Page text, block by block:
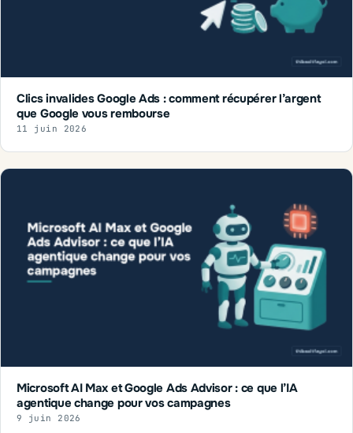
Clics invalides Google Ads : comment récupérer l’argent
que Google vous rembourse
11 juin 2026
Microsoft AI Max et Google Ads Advisor : ce que l’IA
agentique change pour vos campagnes
9 juin 2026